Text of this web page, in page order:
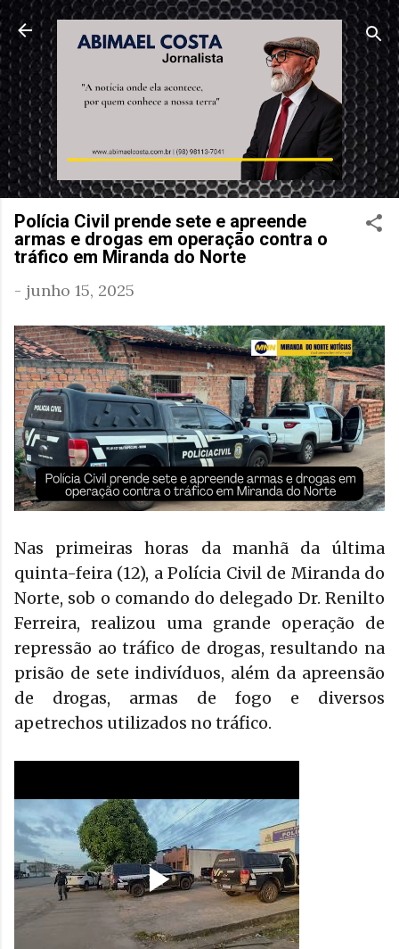
Pular para o conteúdo principal
Polícia Civil prende sete e apreende
armas e drogas em operação contra o
tráfico em Miranda do Norte
- junho 15, 2025
Nas primeiras horas da manhã da última
quinta-feira (12), a Polícia Civil de Miranda do
Norte, sob o comando do delegado Dr. Renilto
Ferreira, realizou uma grande operação de
repressão ao tráfico de drogas, resultando na
prisão de sete indivíduos, além da apreensão
de drogas, armas de fogo e diversos
apetrechos utilizados no tráfico.